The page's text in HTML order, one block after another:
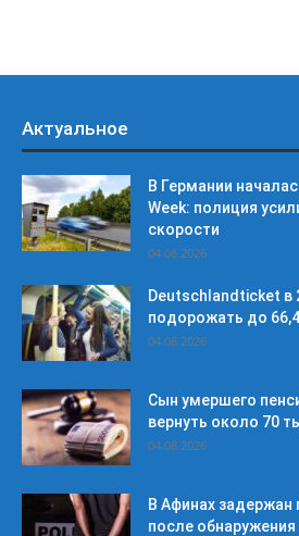
Актуальное
В Германии
Week: полиция
скорости
04.08.2026
Deutschlandticket в
подорожать до
04.08.2026
Сын умершего
вернуть около 70
04.08.2026
В Афинах
после обнаружения